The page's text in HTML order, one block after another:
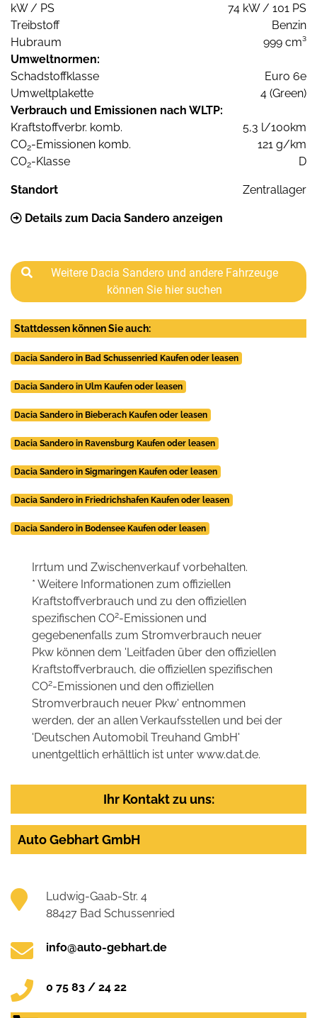
kW / PS
74 kW / 101 PS
Treibstoff
Benzin
Hubraum
999 cm³
Umweltnormen:
Schadstoffklasse
Euro 6e
Umweltplakette
4 (Green)
Verbrauch und Emissionen nach WLTP:
Kraftstoffverbr. komb.
5,3 l/100km
CO2-Emissionen komb.
121 g/km
CO2-Klasse D
Standort Zentrallager
Details zum Dacia Sandero anzeigen
Weitere Dacia Sandero und andere Fahrzeuge
können Sie hier suchen
Stattdessen können Sie auch:
Dacia Sandero in Bad Schussenried Kaufen oder leasen
Dacia Sandero in Ulm Kaufen oder leasen
Dacia Sandero in Bieberach Kaufen oder leasen
Dacia Sandero in Ravensburg Kaufen oder leasen
Dacia Sandero in Sigmaringen Kaufen oder leasen
Dacia Sandero in Friedrichshafen Kaufen oder leasen
Dacia Sandero in Bodensee Kaufen oder leasen
Irrtum und Zwischenverkauf vorbehalten.
* Weitere Informationen zum offiziellen
Kraftstoffverbrauch und zu den offiziellen
spezifischen CO2-Emissionen und
gegebenenfalls zum Stromverbrauch neuer
Pkw können dem 'Leitfaden über den offiziellen
Kraftstoffverbrauch, die offiziellen spezifischen
CO2-Emissionen und den offiziellen
Stromverbrauch neuer Pkw' entnommen
werden, der an allen Verkaufsstellen und bei der
'Deutschen Automobil Treuhand GmbH'
unentgeltlich erhältlich ist unter www.dat.de.
Ihr Kontakt zu uns:
Auto Gebhart GmbH
Ludwig-Gaab-Str. 4
88427 Bad Schussenried
info@auto-gebhart.de
0 75 83 / 24 22